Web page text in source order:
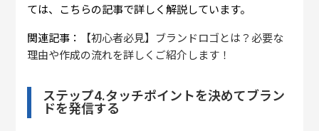
ては、こちらの記事で詳しく解説しています。
関連記事：
【初心者必見】ブランドロゴとは？必要な
理由や作成の流れを詳しくご紹介します！
ステップ4.タッチポイントを決めてブラン
ドを発信する